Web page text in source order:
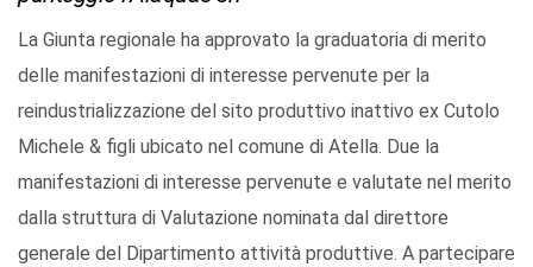
La Giunta regionale ha approvato la graduatoria di merito
delle manifestazioni di interesse pervenute per la
reindustrializzazione del sito produttivo inattivo ex Cutolo
Michele & figli ubicato nel comune di Atella. Due la
manifestazioni di interesse pervenute e valutate nel merito
dalla struttura di Valutazione nominata dal direttore
generale del Dipartimento attività produttive. A partecipare